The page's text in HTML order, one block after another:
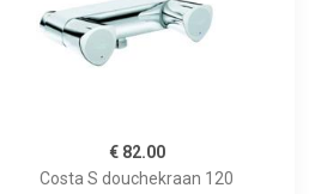
€ 82.00
Costa S douchekraan 120